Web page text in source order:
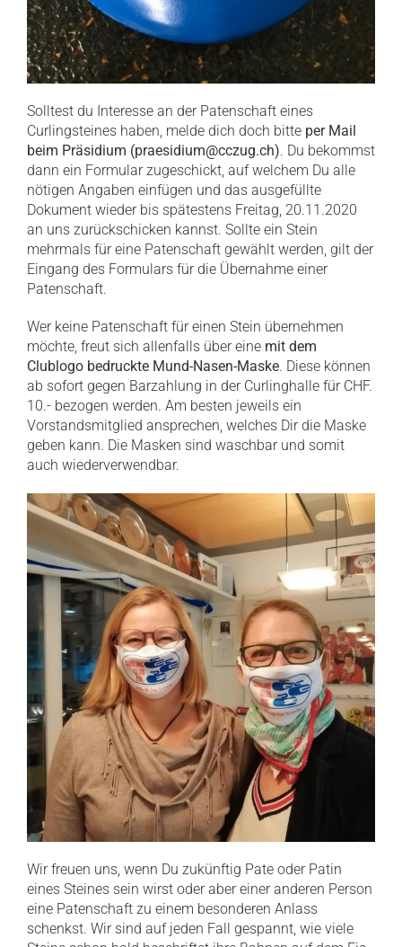
Solltest du Interesse an der Patenschaft eines
Curlingsteines haben, melde dich doch bitte per Mail
beim Präsidium (praesidium@cczug.ch). Du bekommst
dann ein Formular zugeschickt, auf welchem Du alle
nötigen Angaben einfügen und das ausgefüllte
Dokument wieder bis spätestens Freitag, 20.11.2020
an uns zurückschicken kannst. Sollte ein Stein
mehrmals für eine Patenschaft gewählt werden, gilt der
Eingang des Formulars für die Übernahme einer
Patenschaft.
Wer keine Patenschaft für einen Stein übernehmen
möchte, freut sich allenfalls über eine mit dem
Clublogo bedruckte Mund-Nasen-Maske. Diese können
ab sofort gegen Barzahlung in der Curlinghalle für CHF.
10.- bezogen werden. Am besten jeweils ein
Vorstandsmitglied ansprechen, welches Dir die Maske
geben kann. Die Masken sind waschbar und somit
auch wiederverwendbar.
Wir freuen uns, wenn Du zukünftig Pate oder Patin
eines Steines sein wirst oder aber einer anderen Person
eine Patenschaft zu einem besonderen Anlass
schenkst. Wir sind auf jeden Fall gespannt, wie viele